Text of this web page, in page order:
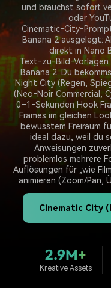
Prompts – schnell
Videos erstellen
Kickstart Bootcamp
Lernen, ausdrücken und
erweitern Sie Ihre
Videobearbeitungs-
Fähigkeiten mit Filmora
Creator
Monetarisierungs-
Programm
Monetarisieren Sie
Ihren Einfluss mit Filmora
Kunden-Support
Über Uns
Unsere Mission,
und Kunden
Kunden-Geschichten
Erfahren Sie, wie unsere
Kunden Erfolg haben
KAUFEN
Suchen
und brauchst sofort
oder
Banana 2 ausgelegt:
direkt in Nano
Banana 2. Du
Night City (Regen,
(Neo‑Noir Commercial,
0–1‑Sekunden Hook
Frames im gleichen
bewusstem Freiraum
ideal dazu, weil du
Anweisungen
problemlos mehrere
Auflösungen für „wie
animieren (Zoom/Pan,
Cinematic City
2.9M+
Kreative Assets